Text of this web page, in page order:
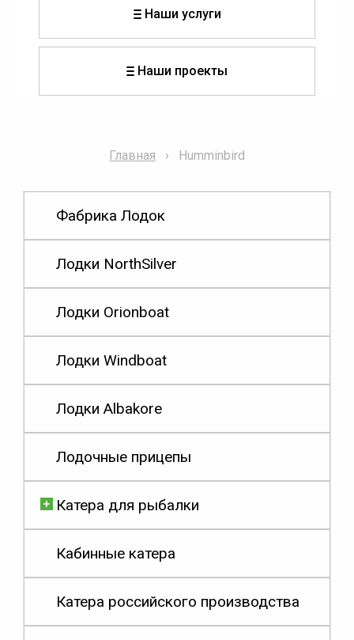
Наши услуги
Наши проекты
Главная Humminbird
Фабрика Лодок
Лодки NorthSilver
Лодки Orionboat
Лодки Windboat
Лодки Albakore
Лодочные прицепы
Катера для рыбалки
Кабинные катера
Катера российского производства